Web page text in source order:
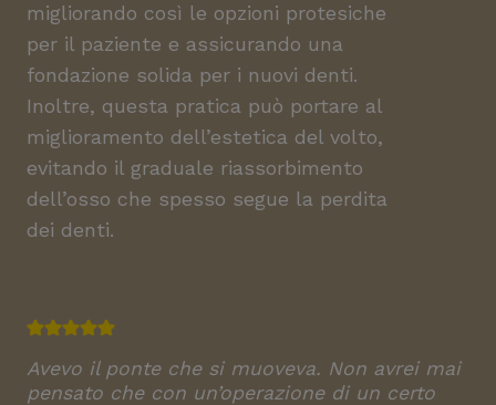
migliorando così le opzioni protesiche
per il paziente e assicurando una
fondazione solida per i nuovi denti.
Inoltre, questa pratica può portare al
miglioramento dell’estetica del volto,
evitando il graduale riassorbimento
dell’osso che spesso segue la perdita
dei denti.
Avevo il ponte che si muoveva. Non avrei mai
pensato che con un’operazione di un certo